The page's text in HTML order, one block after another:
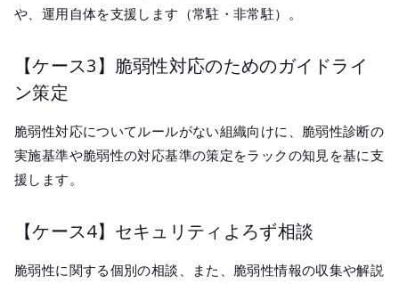
や、運用自体を支援します（常駐・非常駐）。
【ケース3】脆弱性対応のためのガイドライ
ン策定
脆弱性対応についてルールがない組織向けに、脆弱性診断の
実施基準や脆弱性の対応基準の策定をラックの知見を基に支
援します。
【ケース4】セキュリティよろず相談
脆弱性に関する個別の相談、また、脆弱性情報の収集や解説